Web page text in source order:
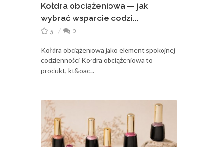
Kołdra obciążeniowa — jak
wybrać wsparcie codzi...
5 0
Kołdra obciążeniowa jako element spokojnej
codzienności Kołdra obciążeniowa to
produkt, kt&oac...